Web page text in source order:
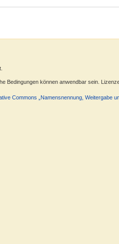
Bedingungen können anwendbar sein.